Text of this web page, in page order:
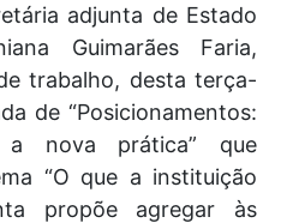
adjunta de Estado
Guimarães Faria,
trabalho, desta terça-
de “Posicionamentos:
a nova prática” que
“O que a instituição
propõe agregar às